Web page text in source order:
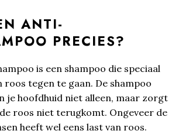
ANTI-
PRECIES?
is een shampoo die speciaal
roos tegen te gaan. De shampoo
je hoofdhuid niet alleen, maar zorgt
roos niet terugkomt. Ongeveer de
heeft wel eens last van roos.